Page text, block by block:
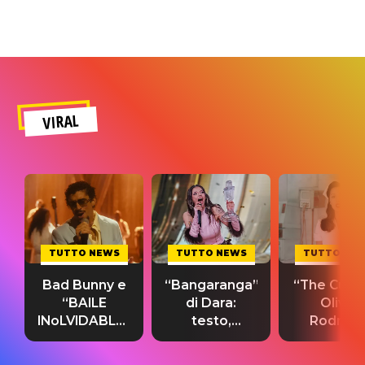
VIRAL
TUTTO NEWS
Bad Bunny e
“BAILE
INoLVIDABLE”:
testo,
TUTTO NEWS
“Bangaranga”
di Dara:
testo,
traduzione e
TUTTO
“The
Olivia
testo,